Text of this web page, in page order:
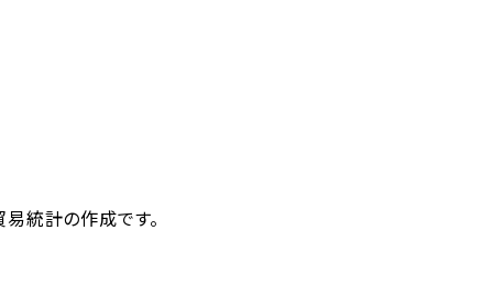
統計の作成です。